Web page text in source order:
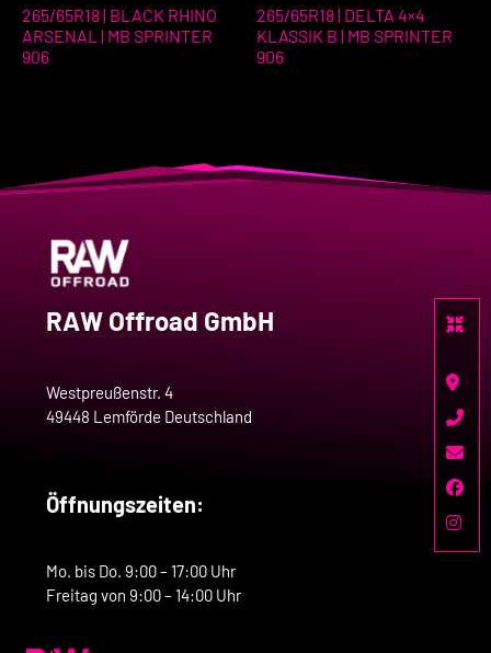
265/65R18 | BLACK RHINO
ARSENAL | MB SPRINTER
906
265/65R18 | DELTA 4×4
KLASSIK B | MB SPRINTER
906
RAW Offroad GmbH
Westpreußenstr. 4
49448 Lemförde Deutschland
Öffnungszeiten:
Mo. bis Do. 9:00 – 17:00 Uhr
Freitag von 9:00 – 14:00 Uhr